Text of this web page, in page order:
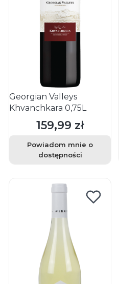
Georgian Valleys
Khvanchkara 0,75L
Cena
159,99 zł
Powiadom mnie o
dostępności